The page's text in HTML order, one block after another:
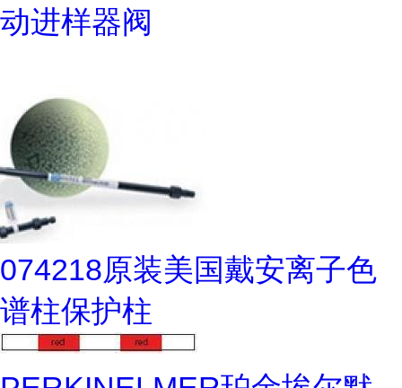
动进样器阀
074218原装美国戴安离子色
谱柱保护柱